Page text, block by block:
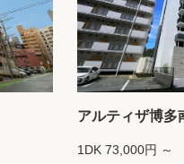
アルティザ博多
1DK 73,000円 ～